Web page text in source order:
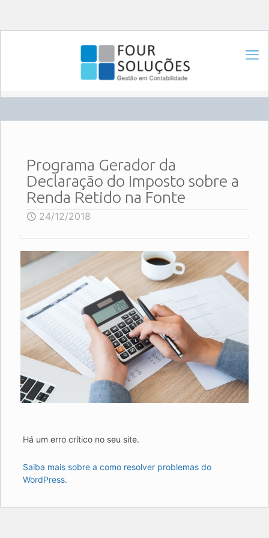
Programa Gerador da
Declaração do Imposto sobre a
Renda Retido na Fonte
24/12/2018
Há um erro crítico no seu site.
Saiba mais sobre a como resolver problemas do
WordPress.